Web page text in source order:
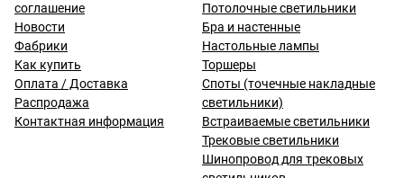
соглашение
Новости
Фабрики
Как купить
Оплата / Доставка
Распродажа
Контактная информация
Потолочные светильники
Бра и настенные
Настольные лампы
Торшеры
Споты (точечные накладные
светильники)
Встраиваемые светильники
Трековые светильники
Шинопровод для трековых